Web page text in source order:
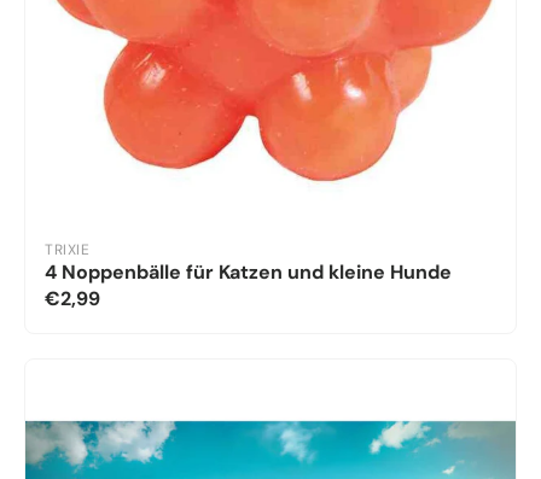
TRIXIE
4 Noppenbälle für Katzen und kleine Hunde
€2,99